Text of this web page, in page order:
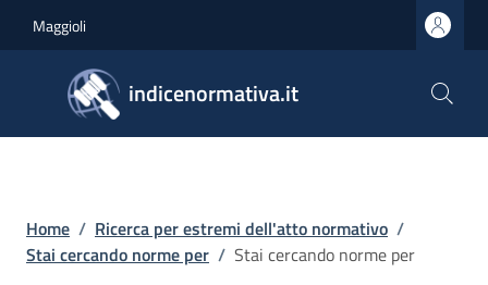
Maggioli
indicenormativa.it
Briciole di pane
Home / Ricerca per estremi dell'atto normativo /
Stai cercando norme per / Stai cercando norme per